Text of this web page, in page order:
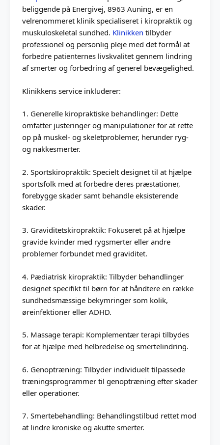
beliggende på Energivej, 8963 Auning, er en
velrenommeret klinik specialiseret i kiropraktik og
muskuloskeletal sundhed. Klinikken tilbyder
professionel og personlig pleje med det formål at
forbedre patienternes livskvalitet gennem lindring
af smerter og forbedring af generel bevægelighed.
Klinikkens service inkluderer:
1. Generelle kiropraktiske behandlinger: Dette
omfatter justeringer og manipulationer for at rette
op på muskel- og skeletproblemer, herunder ryg-
og nakkesmerter.
2. Sportskiropraktik: Specielt designet til at hjælpe
sportsfolk med at forbedre deres præstationer,
forebygge skader samt behandle eksisterende
skader.
3. Graviditetskiropraktik: Fokuseret på at hjælpe
gravide kvinder med rygsmerter eller andre
problemer forbundet med graviditet.
4. Pædiatrisk kiropraktik: Tilbyder behandlinger
designet specifikt til børn for at håndtere en række
sundhedsmæssige bekymringer som kolik,
øreinfektioner eller ADHD.
5. Massage terapi: Komplementær terapi tilbydes
for at hjælpe med helbredelse og smertelindring.
6. Genoptræning: Tilbyder individuelt tilpassede
træningsprogrammer til genoptræning efter skader
eller operationer.
7. Smertebehandling: Behandlingstilbud rettet mod
at lindre kroniske og akutte smerter.